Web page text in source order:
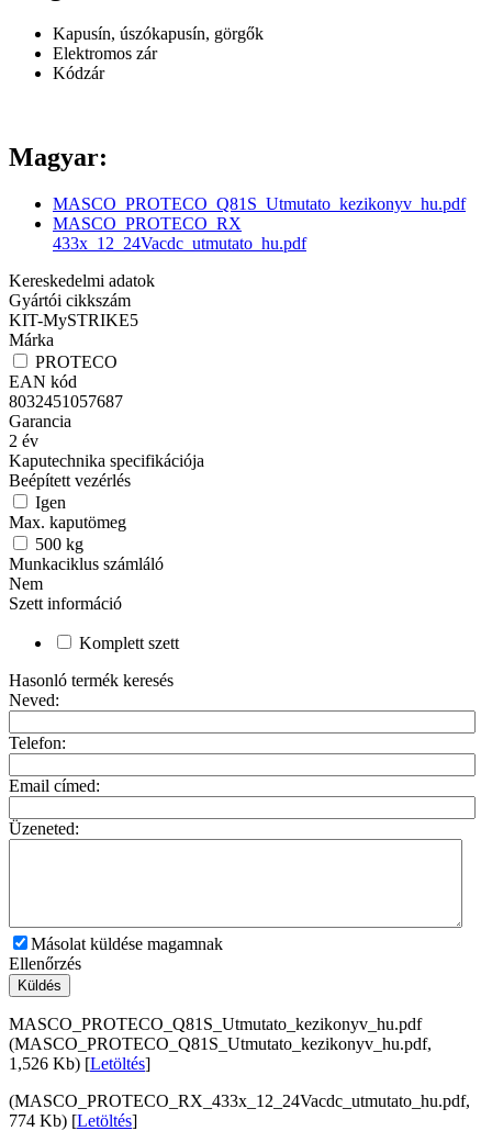
Kapusín, úszókapusín, görgők
Elektromos zár
Kódzár
Magyar:
MASCO_PROTECO_Q81S_Utmutato_kezikonyv_hu.pdf
MASCO_PROTECO_RX
433x_12_24Vacdc_utmutato_hu.pdf
Kereskedelmi adatok
Gyártói cikkszám
KIT-MySTRIKE5
Márka
PROTECO
EAN kód
8032451057687
Garancia
2 év
Kaputechnika specifikációja
Beépített vezérlés
Igen
Max. kaputömeg
500 kg
Munkaciklus számláló
Nem
Szett információ
Komplett szett
Hasonló termék keresés
Neved:
Telefon:
Email címed:
Üzeneted:
Másolat küldése magamnak
Ellenőrzés
Küldés
MASCO_PROTECO_Q81S_Utmutato_kezikonyv_hu.pdf
(MASCO_PROTECO_Q81S_Utmutato_kezikonyv_hu.pdf,
1,526 Kb) [Letöltés]
(MASCO_PROTECO_RX_433x_12_24Vacdc_utmutato_hu.pdf,
774 Kb) [Letöltés]